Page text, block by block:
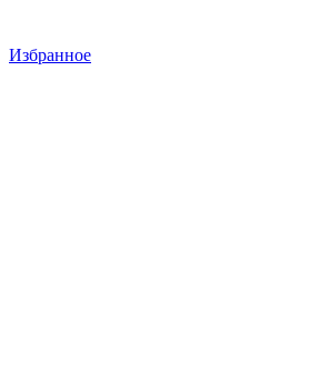
Избранное